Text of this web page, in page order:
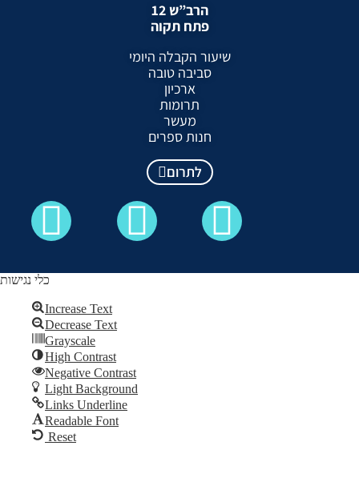
הרב”ש 12
פתח תקוה
שיעור הקבלה היומי
סביבה טובה
ארכיון
תרומות
מעשר
חנות ספרים
לתרום
Skip to content
toolbar
כלי נגישות
Increase Text
Decrease Text
Grayscale
High Contrast
Negative Contrast
Light Background
Links Underline
Readable Font
Reset